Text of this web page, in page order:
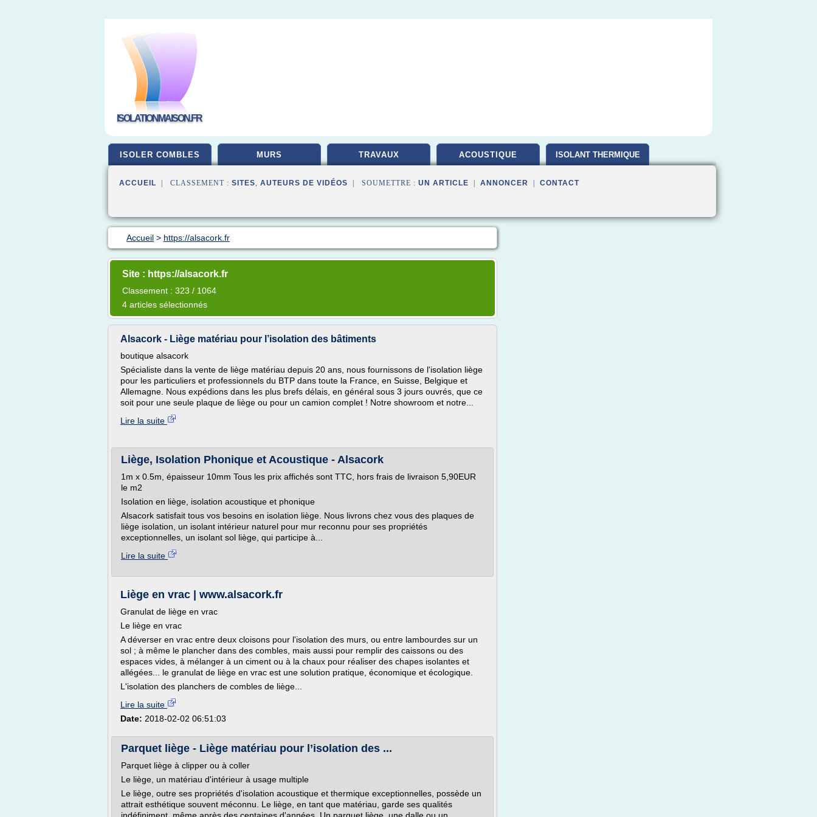
ISOLATIONMAISON.FR
ISOLER COMBLES MURS TRAVAUX ACOUSTIQUE ISOLANT THERMIQUE
ACCUEIL | CLASSEMENT : SITES, AUTEURS DE VIDÉOS | SOUMETTRE : UN ARTICLE ANNONCER CONTACT
Accueil > https://alsacork.fr
Site : https://alsacork.fr
Classement : 323 / 1064
4 articles sélectionnés
Alsacork - Liège matériau pour l’isolation des bâtiments
boutique alsacork
Spécialiste dans la vente de liège matériau depuis 20 ans, nous fournissons de l'isolation liège
pour les particuliers et professionnels du BTP dans toute la France, en Suisse, Belgique et
Allemagne. Nous expédions dans les plus brefs délais, en général sous 3 jours ouvrés, que ce
soit pour une seule plaque de liège ou pour un camion complet ! Notre showroom et notre...
Lire la suite
Liège, Isolation Phonique et Acoustique - Alsacork
1m x 0.5m, épaisseur 10mm Tous les prix affichés sont TTC, hors frais de livraison 5,90EUR
le m2
Isolation en liège, isolation acoustique et phonique
Alsacork satisfait tous vos besoins en isolation liège. Nous livrons chez vous des plaques de
liège isolation, un isolant intérieur naturel pour mur reconnu pour ses propriétés
exceptionnelles, un isolant sol liège, qui participe à...
Lire la suite
Liège en vrac | www.alsacork.fr
Granulat de liège en vrac
Le liège en vrac
A déverser en vrac entre deux cloisons pour l'isolation des murs, ou entre lambourdes sur un
sol ; à même le plancher dans des combles, mais aussi pour remplir des caissons ou des
espaces vides, à mélanger à un ciment ou à la chaux pour réaliser des chapes isolantes et
allégées... le granulat de liège en vrac est une solution pratique, économique et écologique.
L'isolation des planchers de combles de liège...
Lire la suite
Date: 2018-02-02 06:51:03
Parquet liège - Liège matériau pour l’isolation des ...
Parquet liège à clipper ou à coller
Le liège, un matériau d'intérieur à usage multiple
Le liège, outre ses propriétés d'isolation acoustique et thermique exceptionnelles, possède un
attrait esthétique souvent méconnu. Le liège, en tant que matériau, garde ses qualités